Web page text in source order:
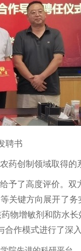
聘书
创制领域取得的
予了高度评价。
关键方向展开了
物增敏剂和防水
作模式进行了深